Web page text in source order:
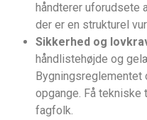
håndterer uforudsete
der er en strukturel
Sikkerhed og
håndlistehøjde og
Bygningsreglementet
opgange. Få tekniske
fagfolk.